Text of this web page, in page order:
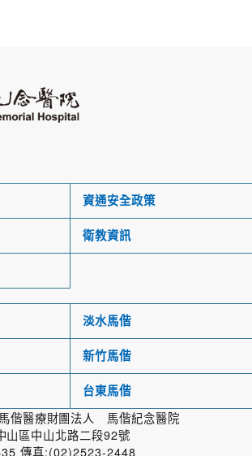
資通安全政策
衛教資訊
淡水馬偕
新竹馬偕
台東馬偕
偕醫療財團法人 馬偕紀念醫院
區中山北路二段92號
傳真:(02)2523-2448